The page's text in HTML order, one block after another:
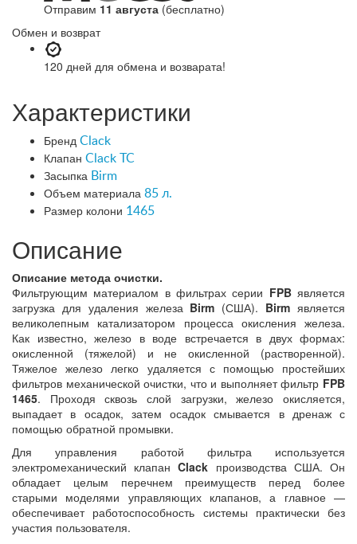
Отправим 11 августа (бесплатно)
Обмен и возврат
120 дней для обмена и возварата!
Характеристики
Бренд Clack
Клапан Clack TC
Засыпка Birm
Объем материала 85 л.
Размер колони 1465
Описание
Описание метода очистки.
Фильтрующим материалом в фильтрах серии FPBявляется
загрузка для удаления железа Birm (США). Birmявляется
великолепным катализатором процесса окисления железа.
Как известно, железо в воде встречается в двух формах:
окисленной (тяжелой) и не окисленной (растворенной).
Тяжелое железо легко удаляется с помощью простейших
фильтров механической очистки, что и выполняет фильтр FPB
1465. Проходя сквозь слой загрузки, железо окисляется,
выпадает в осадок, затем осадок смывается в дренаж с
помощью обратной промывки.
Для управления работой фильтра используется
электромеханический клапанClack производства США. Он
обладает целым перечнем преимуществ перед более
старыми моделями управляющих клапанов, а главное —
обеспечивает работоспособность системы практически без
участия пользователя.